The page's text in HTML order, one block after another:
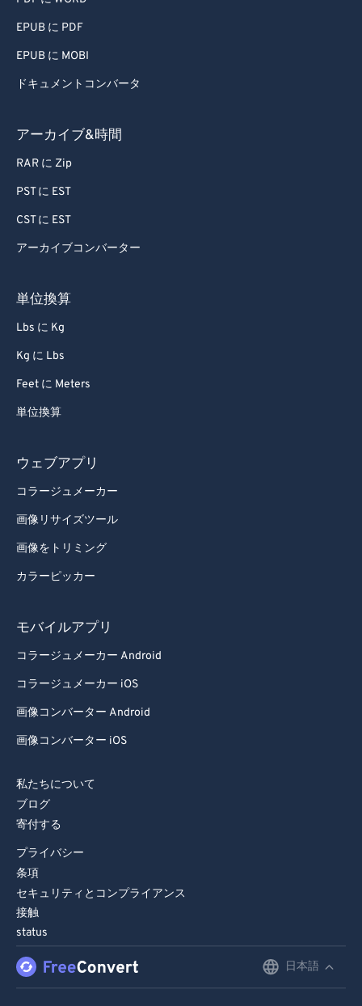
EPUB に PDF
EPUB に MOBI
ドキュメントコンバータ
アーカイブ&時間
RAR に Zip
PST に EST
CST に EST
アーカイブコンバーター
単位換算
Lbs に Kg
Kg に Lbs
Feet に Meters
単位換算
ウェブアプリ
コラージュメーカー
画像リサイズツール
画像をトリミング
カラーピッカー
モバイルアプリ
コラージュメーカー Android
コラージュメーカー iOS
画像コンバーター Android
画像コンバーター iOS
私たちについて
ブログ
寄付する
プライバシー
条項
セキュリティとコンプライアンス
接触
status
日本語